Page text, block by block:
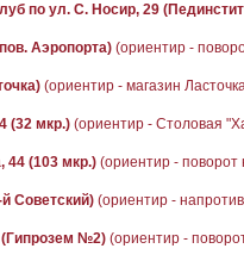
по ул. С. Носир, 29
Аэропорта) (ориентир -
(ориентир - магазин
(32 мкр.) (ориентир - Столовая
44 (103 мкр.) (ориентир - поворот
Советский) (ориентир -
№2) (ориентир -